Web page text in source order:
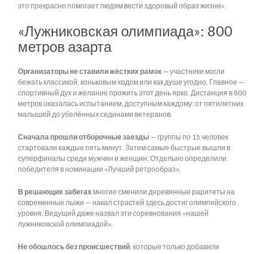
это прекрасно помогает людям вести здоровый образ жизни».
«Лужниковская олимпиада»: 800
метров азарта
Организаторы не ставили жёстких рамок — участники могли
бежать классикой, коньковым ходом или как душе угодно. Главное —
спортивный дух и желание прожить этот день ярко. Дистанция в 800
метров оказалась испытанием, доступным каждому: от пятилетних
малышей до убелённых сединами ветеранов.
Сначала прошли отборочные заезды — группы по 15 человек
стартовали каждые пять минут. Затем самые быстрые вышли в
суперфиналы среди мужчин и женщин. Отдельно определили
победителя в номинации «Лучший ретрообраз».
В решающих забегах многие сменили деревянные раритеты на
современные лыжи — накал страстей здесь достиг олимпийского
уровня. Ведущий даже назвал эти соревнования «нашей
лужниковской олимпиадой».
Не обошлось без происшествий, которые только добавили